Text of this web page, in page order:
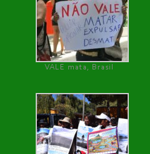
VALE mata, Brasil